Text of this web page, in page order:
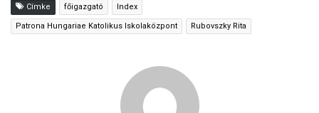
Címke főigazgató Index
Patrona Hungariae Katolikus Iskolaközpont Rubovszky Rita